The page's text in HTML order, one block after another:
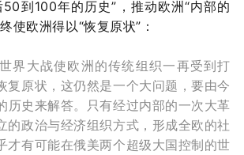
到100年的历史”，推动欧洲“内部的
使欧洲得以“恢复原状”：
界大战使欧洲的传统组织一再受到打
复原状，这仍然是一个大问题，要由今
历史来解答。只有经过内部的一次大革
的政治与经济组织方式，形成全欧的社
才有可能在俄美两个超级大国控制的世